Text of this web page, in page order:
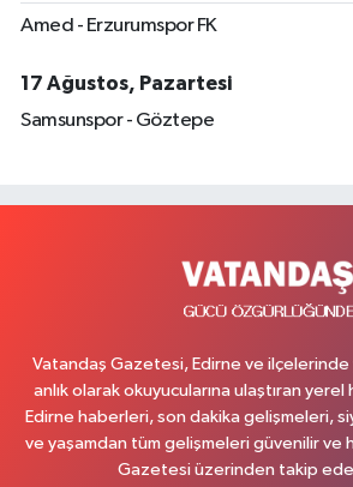
Amed - Erzurumspor FK
17 Ağustos, Pazartesi
Samsunspor - Göztepe
Vatandaş Gazetesi, Edirne ve
anlık olarak okuyucularına ulaştıran
Edirne haberleri, son dakika gelişmeleri,
ve yaşamdan tüm gelişmeleri güvenilir ve
Gazetesi üzerinden takip